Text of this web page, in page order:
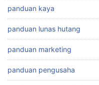
panduan kaya
panduan lunas hutang
panduan marketing
panduan pengusaha